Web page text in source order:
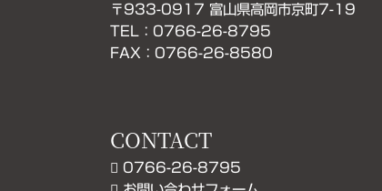
〒933-0917 富山県高岡市京町7-19
TEL：0766-26-8795
FAX：0766-26-8580
CONTACT
0766-26-8795